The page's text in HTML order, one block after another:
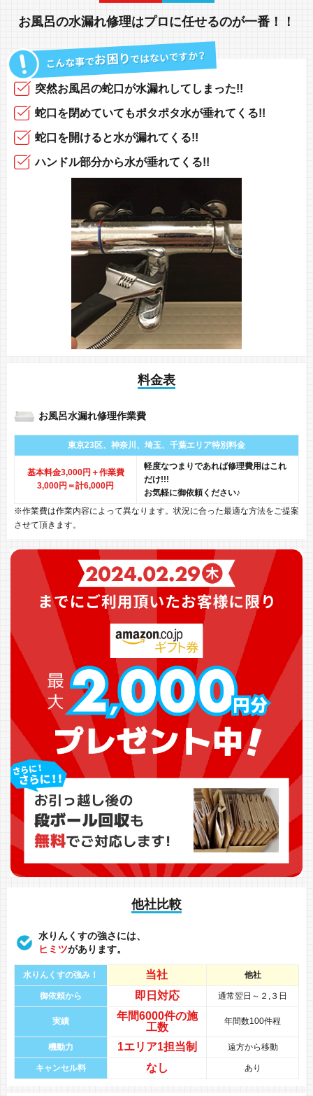
お風呂の水漏れ修理はプロに任せるのが一番！！
突然お風呂の蛇口 が水漏れしてしまった!!
蛇口を閉めていてもポタポタ水が垂れてくる!!
蛇口を開けると水が漏れてくる!!
ハンドル部分から水が垂れてくる!!
料金表
お風呂水漏れ修理作業費
東京23区、神奈川、 埼玉、千葉エリア特別料金
基本料金3,000円＋作業費
3,000円 ＝計6,000円
軽度なつまりであれば修理費用はこれ
だけ!!!
お気軽に御依頼ください♪
※作業費は作業内容によって異なります。状況に合った最適な方法をご提案
させて頂きます。
他社比較
水りんくすの強さには、
ヒミツがあります。
水りんくすの強み！ 当社 他社
御依頼から 即日対応 通常翌日～２,３日
実績 年間6000件の施
工数
年間数100件程
機動力 1エリア1担当制 遠方から移動
キャンセル料 なし あり